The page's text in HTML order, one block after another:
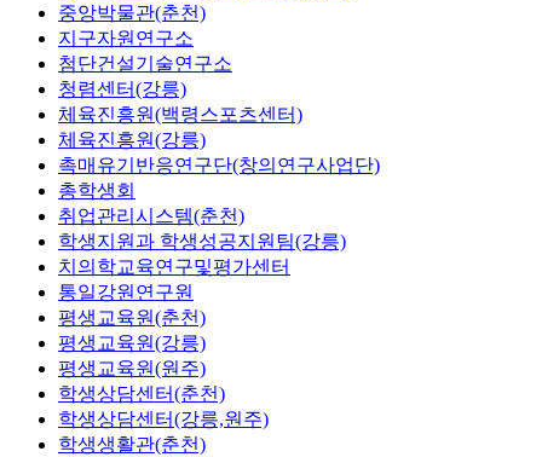
중앙박물관(춘천)
지구자원연구소
첨단건설기술연구소
청렴센터(강릉)
체육진흥원(백령스포츠센터)
체육진흥원(강릉)
촉매유기반응연구단(창의연구사업단)
총학생회
취업관리시스템(춘천)
학생지원과 학생성공지원팀(강릉)
치의학교육연구및평가센터
통일강원연구원
평생교육원(춘천)
평생교육원(강릉)
평생교육원(원주)
학생상담센터(춘천)
학생상담센터(강릉,원주)
학생생활관(춘천)